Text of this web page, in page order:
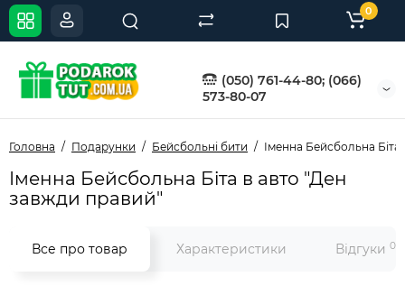
(050) 761-44-80; (066)
573-80-07
0
Головна Подарунки Бейсбольні бити Іменна Бейсбольна
Іменна Бейсбольна Біта в авто "Ден
завжди правий"
Все про товар Характеристики Відгуки 0